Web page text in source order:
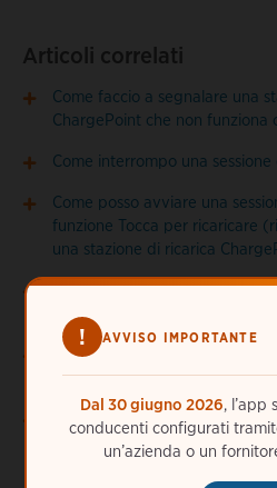
! AVVISO IMPORTANTE
Dal 30 giugno 2026, l’app
conducenti configurati
un’azienda o un
Articoli correlati
Come faccio a segnalare una
ChargePoint che non funziona
Come interrompo una sessione
Come posso avviare una
funzione Tocca per ricaricare
una stazione di ricarica
Come posso avviare una
stazione ChargePoint senza
Come posso effettuare una
partner in roaming?
Ho appena ricevuto il
sta assorbendo pochissima